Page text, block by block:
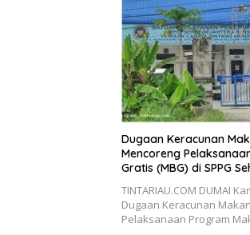
Dugaan Keracunan
Mencoreng
Gratis (MBG) di SPPG
TINTARIAU.COM DUMAI
Dugaan Keracunan
Pelaksanaan Program